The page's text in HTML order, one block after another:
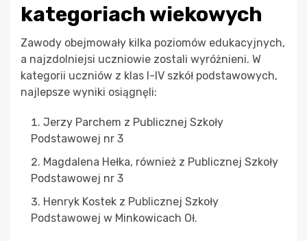
kategoriach wiekowych
Zawody obejmowały kilka poziomów edukacyjnych,
a najzdolniejsi uczniowie zostali wyróżnieni. W
kategorii uczniów z klas I-IV szkół podstawowych,
najlepsze wyniki osiągnęli:
Jerzy Parchem z Publicznej Szkoły
Podstawowej nr 3
Magdalena Hełka, również z Publicznej Szkoły
Podstawowej nr 3
Henryk Kostek z Publicznej Szkoły
Podstawowej w Minkowicach Oł.